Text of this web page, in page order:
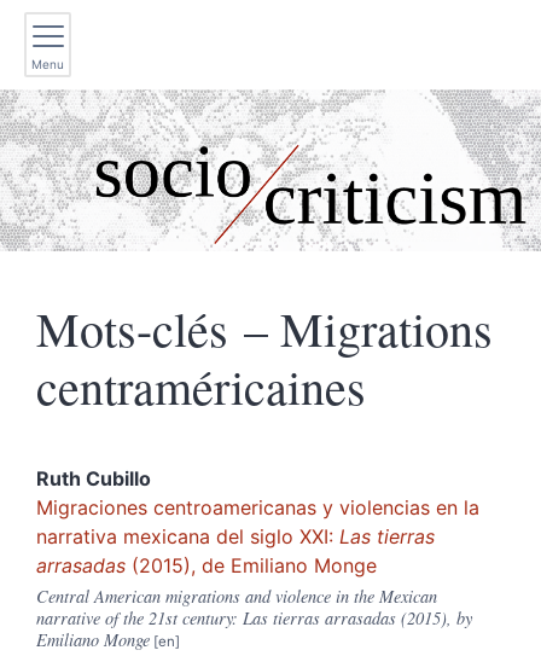
Menu
Mots-clés – Migrations
centraméricaines
Ruth Cubillo
Migraciones centroamericanas y violencias en la
narrativa mexicana del siglo XXI: Las tierras
arrasadas (2015), de Emiliano Monge
Central American migrations and violence in the Mexican
narrative of the 21st century: Las tierras arrasadas (2015), by
Emiliano Monge